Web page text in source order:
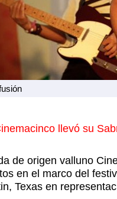
llevó su
de origen valluno
en el marco del
Texas en